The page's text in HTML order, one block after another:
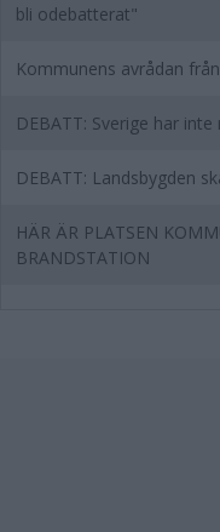
bli odebatterat"
Kommunens avrådan
DEBATT: Sverige har
DEBATT: Landsbygden
HÄR ÄR PLATSEN
BRANDSTATION